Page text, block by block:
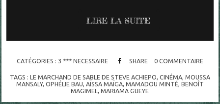
LIRE LA SUITE
CATÉGORIES : 3 *** NECESSAIRE SHARE 0 COMMENTAIRE
TAGS : LE MARCHAND DE SABLE DE STEVE ACHIEPO CINÉMA, MOUSSA
MANSALY, OPHÉLIE BAU AÏSSA MAÏGA, MAMADOU MINTÉ BENOÎT
MAGIMEL
,MARIAMA GUEYE